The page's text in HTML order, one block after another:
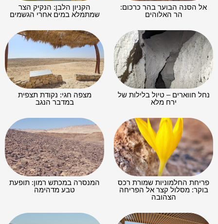
אל הסנה הבוער בהר כרכום:
הר האלוהים
הקניון הלבן: הנקיק הצר
שמתמלא במים אחרי הגשמים
נחל חווארים – טיול בלילות של
ירח מלא
מצפה חגי: נקודת תצפית
במדבר הנגב
פריחת החלמוניות שמורת רכס
בוקר: מסלול קצר אל הפריחה
הצהובה
המנסרה במכתש רמון: תופעת
טבע מדהימה